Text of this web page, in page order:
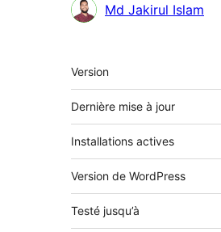
Md Jakirul Islam
Méta
Version
Dernière mise à jour
Installations actives
Version de WordPress
Testé jusqu’à